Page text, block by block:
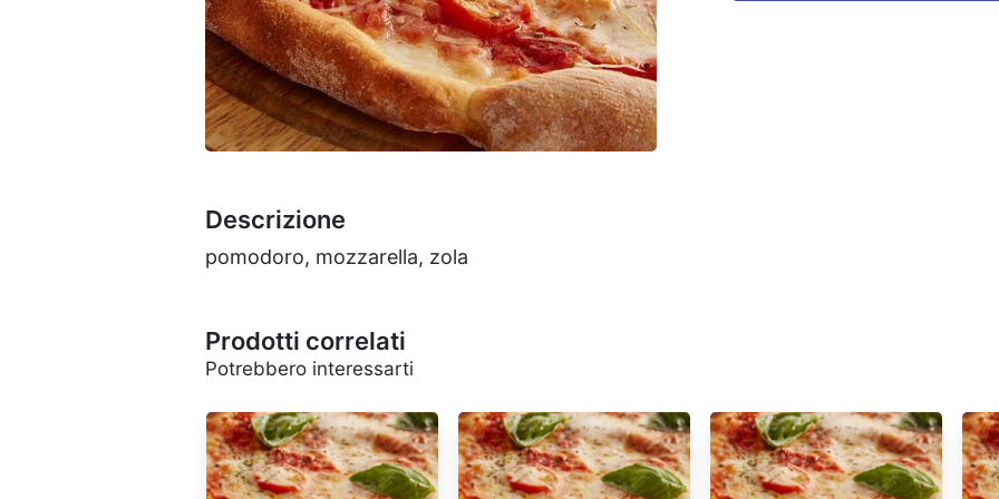
Descrizione
pomodoro, mozzarella, zola
Prodotti correlati
Potrebbero interessarti